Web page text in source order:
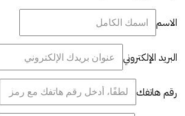
الاسم
البريد الإلكتروني
رقم هاتفك